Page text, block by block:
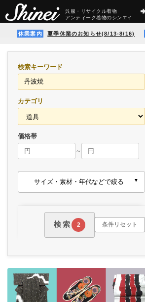
呉服・リサイクル着物
アンティーク着物のシンエイ
休業案内 夏季休業のお知らせ(8/13-8/16)
検索キーワード
カテゴリ
価格帯
～
サイズ・素材・年代などで絞る
検索 2 条件リセット